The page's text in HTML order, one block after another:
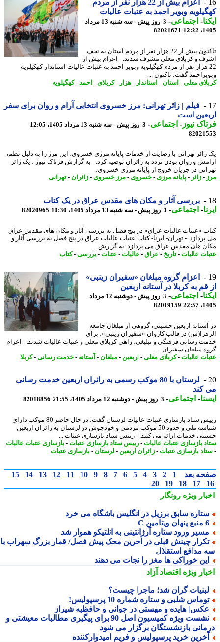
اعزام بیش از 22 هزار نفر از مردم
وبویر احمد به عتبات عالیات
-اجتماعی-
3 روز پیش - سه شنبه 13 مرداد
82021671
تاکنون بیش از 22 هزار نفر از مردم استان به نجف
و کربلای معلی مشرف شدند. - اعزام بیش از
هزار نفر از مردم کهگیلویه وبویر احمد به عتبات عالیات استاندار کهکیلویه
گفت: تاکنون ...
معلی-استان-استاندار-هزار - کربلای -احمد -کهگیلویه
فیلم | زائر تهرانی: مرز خسروی انتخابی آرام و روان برای سفر
است
نیوز-اجتماعی-3 روز پیش - سه شنبه 13 مرداد 1405، 12:05
تهرانی با رضایت از خدمات پایانه مرزی خسروی، این مرز را به دلیل نظم،
و روان بودن تردد به زائران توصیه کرد. - به گزارش فرتاک نیوز ، یک زائر
در جریان خروج از پایانه مرزی خسروی،
-زائر - پایانه مرزی- خسروی-مرز خسروی-زائران- تهرانی
بررسی آثار و مکان های مقدس عراق در یک کتاب
-اجتماعی-3 روز پیش - سه شنبه 13 مرداد 1405، 10:30 82020965
«عتبات عالیات عراق» در پنج فصل به بررسی آثار و مکان های مقدس عراق
- تهران- ایرنا- کتاب عتبات عالیات عراق در پنج فصل به بررسی آثار و
های مقدس عراق می پردازد. به گزارش ...
عالیات-تاریخ- عراق- عالیات-عتبات-بررسی -کتاب
اعزام گروه مبلغان «سفیران زینبی»
به کربلا در آستانه اربعین
-اجتماعی-
3 روز پیش - دوشنبه 12 مرداد
82019159
اربعین حسینی، گروهی از مبلغان جامعه
در قالب کاروان «سفیران زینبی»، برای
رسانی فرهنگی و تبلیغی، راهی کربلای معلی و عتبات عالیات شدند. - اعزام
مبلغان سفیران ...
عالیات-کربلای معلی-اربعین -مبلغان-آستانه-خدمت رسانی-کربلا
لرستان با 80 موکب رسمی به زائران اربعین خدمت رسانی
کند
-اجتماعی-3 روز پیش - دوشنبه 12 مرداد 1405، 21:55 82018856
رییس ستاد بازسازی عتبات عالیات لرستان گفت: در حال حاضر 80 موکب دارای
شناسه ملی و حدود 50 موکب مردمی و خودجوش در لرستان به زائران اربعین
خدمات ارائه می کنند. - رییس ستاد بازسازی عتبات ...
بازسازی عتبات عالیات-رییس ستاد بازسازی عتبات-بازسازی عتبات عالیات
بازسازی عتبات-زائران اربعین -لرستان-بازسازی عتبات
بعد 1
2
3
4
5
6
7
8
9
10
11
12
13
14
15
17
18
19
20
ویژهرونگار
سابق برزیل در انگلیس باشگاه می خرد
ورود ستاره آرژانتینی به اتلتیکو هموار شد
چینش قبلی در آخرین محک پیش فصل/ قمار بزرگ سهراب با
مدافع استقلال
خوراکی ها مغز را نجات می دهند
ویژهاقتصاد آزاد
گران شد؛ ماجرا چیست؟
شلبی و ستاره شماره 10 پرسپولیس!
هایده و مهستی در جوانی و حافظیه شیراز
نشست ویژه کمیسیون اصل 90 برای پیگیری مطالبات معیشتی و
بازنشستگان برگزار می شود
خرید پرسپولیس و فریم امیدوارکننده